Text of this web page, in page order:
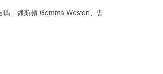
．魏斯頓 Gemma Weston、曹